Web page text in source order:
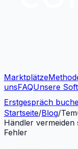
Marktplätze
unsFAQUnsere
Erstgespräch
Startseite/Blog/
Händler vermeiden
Fehler